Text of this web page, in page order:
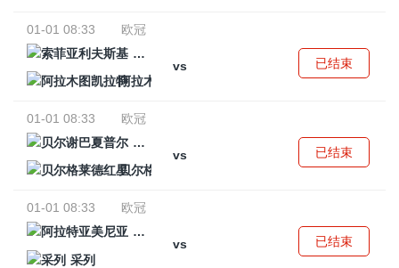
01-01 08:33
欧冠
索菲亚利夫斯基
vs
阿拉木图凯拉特
已结束
01-01 08:33
欧冠
贝尔谢巴夏普尔
vs
贝尔格莱德红星
已结束
01-01 08:33
欧冠
阿拉特亚美尼亚
vs
采列
已结束